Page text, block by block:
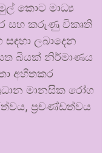
කොට මාධ්‍ය
සහ කරුණු විකෘති
ලබාදෙන
බියක් නිර්මාණය
අහිතකර
මානසික රෝග
ප්‍රචණ්ඩත්වය